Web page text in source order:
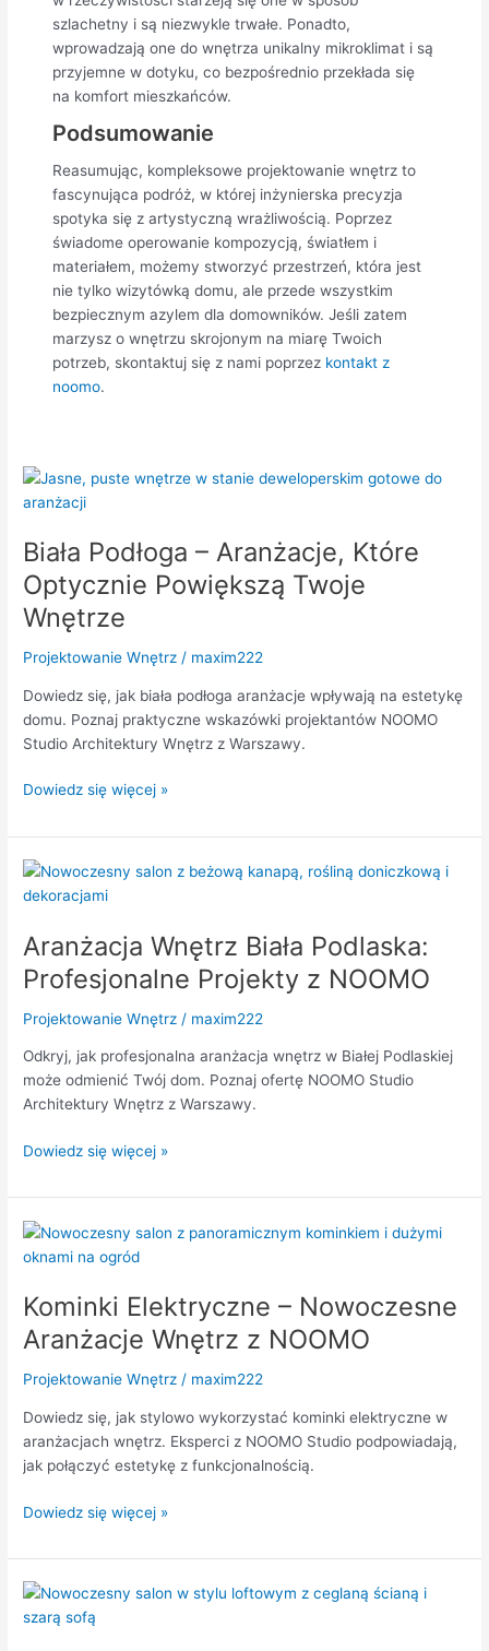
szlachetny i są niezwykle trwałe. Ponadto,
wprowadzają one do wnętrza unikalny mikroklimat i są
przyjemne w dotyku, co bezpośrednio przekłada się
na komfort mieszkańców.
Podsumowanie
Reasumując, kompleksowe projektowanie wnętrz to
fascynująca podróż, w której inżynierska precyzja
spotyka się z artystyczną wrażliwością. Poprzez
świadome operowanie kompozycją, światłem i
materiałem, możemy stworzyć przestrzeń, która jest
nie tylko wizytówką domu, ale przede wszystkim
bezpiecznym azylem dla domowników. Jeśli zatem
marzysz o wnętrzu skrojonym na miarę Twoich
potrzeb, skontaktuj się z nami poprzez kontakt z
noomo.
Biała Podłoga – Aranżacje, Które
Optycznie Powiększą Twoje
Wnętrze
Projektowanie Wnętrz / maxim222
Dowiedz się, jak biała podłoga aranżacje wpływają na estetykę
domu. Poznaj praktyczne wskazówki projektantów NOOMO
Studio Architektury Wnętrz z Warszawy.
Biała
Podłoga
Aranżacje,
Które
Optycznie
Powiększą
Wnętrze
Dowiedz się więcej »
Aranżacja Wnętrz Biała Podlaska:
Profesjonalne Projekty z NOOMO
Projektowanie Wnętrz / maxim222
Odkryj, jak profesjonalna aranżacja wnętrz w Białej Podlaskiej
może odmienić Twój dom. Poznaj ofertę NOOMO Studio
Architektury Wnętrz z Warszawy.
Aranżacja
Wnętrz
Podlaska:
Profesjonalne
Projekty
z
Dowiedz się więcej »
Kominki Elektryczne – Nowoczesne
Aranżacje Wnętrz z NOOMO
Projektowanie Wnętrz / maxim222
Dowiedz się, jak stylowo wykorzystać kominki elektryczne w
aranżacjach wnętrz. Eksperci z NOOMO Studio podpowiadają,
jak połączyć estetykę z funkcjonalnością.
Kominki
Elektryczne
Nowoczesne
Aranżacje
Wnętrz
z
Dowiedz się więcej »
Salon
z